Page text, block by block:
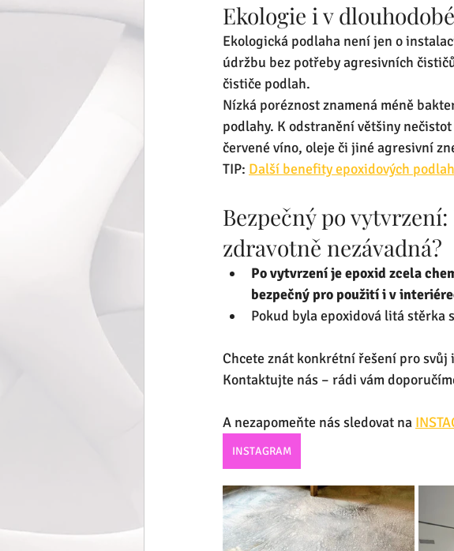
Ekologie i v
Ekologická podlaha není jen o
údržbu bez potřeby agresivních
čističe podlah.
Nízká poréznost znamená méně
podlahy. K odstranění většiny
červené víno, oleje či jiné agresivní
TIP: Další benefity epoxidových
Bezpečný po
zdravotně nezávadná?
Po vytvrzení je epoxid zcela
bezpečný pro použití i v
Pokud byla epoxidová litá stěrka
Chcete znát konkrétní řešení pro svůj
Kontaktujte nás – rádi vám
A nezapomeňte nás sledovat na
INSTAGRAM